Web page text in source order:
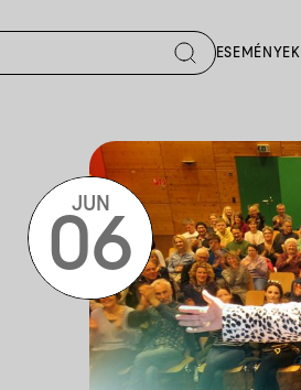
ESEMÉNYEK
JUN
06